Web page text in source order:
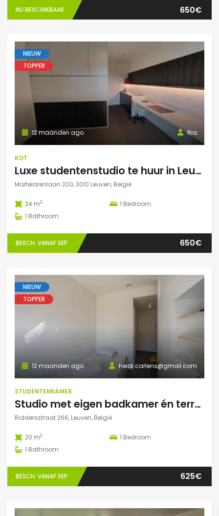
NU BESCHIKBAAR 650€
NIEUW
TOPPER
Ria
12 maanden ago
KOT
Luxe studentenstudio te huur in Leuven
Martelarenlaan 200, 3010 Leuven, België
24 m2 1 Bedroom
1 Bathroom
BESCH. VANAF SEP. 650€
NIEUW
TOPPER
heidi.carlens@gmail.com
12 maanden ago
STUDENTENKAMER
Studio met eigen badkamer én terrasje
Riddersstraat 266, Leuven, België
20 m2 1 Bedroom
1 Bathroom
BESCH. VANAF SEP. 625€